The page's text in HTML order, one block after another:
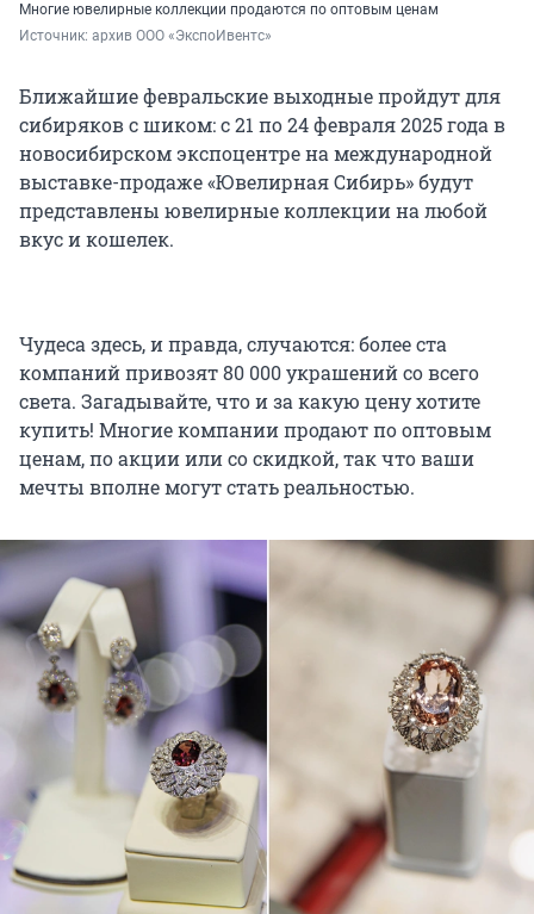
Многие ювелирные коллекции продаются по оптовым ценам
Источник: архив ООО «ЭкспоИвентс»
Ближайшие февральские выходные пройдут для
сибиряков с шиком: с 21 по 24 февраля 2025 года в
новосибирском экспоцентре на международной
выставке-продаже «Ювелирная Сибирь» будут
представлены ювелирные коллекции на любой
вкус и кошелек.
Чудеса здесь, и правда, случаются: более ста
компаний привозят80 000украшений со всего
света. Загадывайте, что и за какую цену хотите
купить! Многие компании продают по оптовым
ценам, по акции или со скидкой, так что ваши
мечты вполне могут стать реальностью.